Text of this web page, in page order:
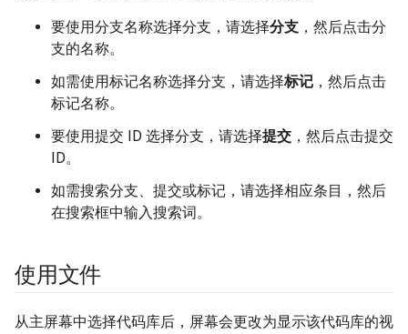
要使用分支名称选择分支，请选择分支 ，然后点击分
支的名称。
如需使用标记名称选择分支，请选择标记 ，然后点击
标记名称。
要使用提交 ID 选择分支，请选择提交 ，然后点击提交
ID。
如需搜索分支、提交或标记，请选择相应条目，然后
在搜索框中输入搜索词。
使用文件
从主屏幕中选择代码库后，屏幕会更改为显示该代码库的视